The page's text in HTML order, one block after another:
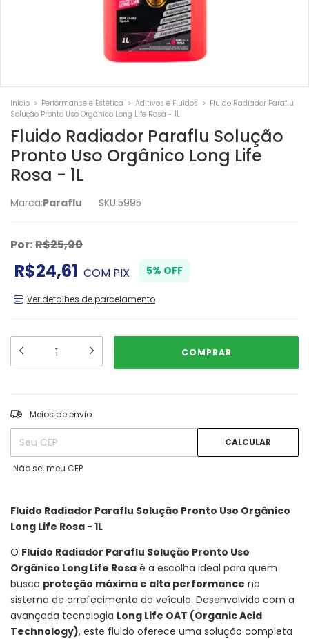
Início > Performance e Estética > Aditivos e Fluidos > Fluido Radiador Paraflu
Solução Pronto Uso Orgânico Long Life Rosa - 1L
Fluido Radiador Paraflu Solução
Pronto Uso Orgânico Long Life
Rosa - 1L
Marca:Paraflu SKU:5995
Por:R$25,90
R$24,61 COM PIX 5% OFF
Ver detalhes de parcelamento
Entregas para o CEP:
Meios de envio
CALCULAR
Não sei meu CEP
Fluido Radiador Paraflu Solução Pronto Uso Orgânico
Long Life Rosa - 1L
O Fluido Radiador Paraflu Solução Pronto Uso
Orgânico Long Life Rosa é a escolha ideal para quem
busca proteção máxima e alta performance no
sistema de arrefecimento do veículo. Desenvolvido com a
avançada tecnologia Long Life OAT (Organic Acid
Technology), este fluido oferece uma solução completa